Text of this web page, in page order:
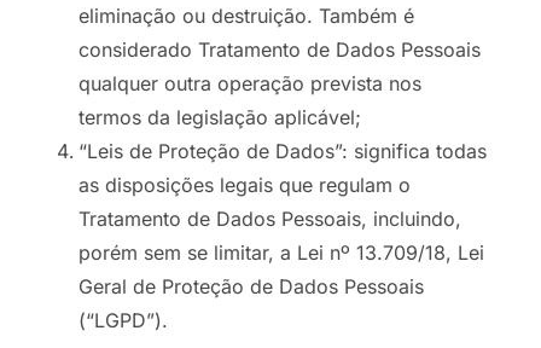
eliminação ou destruição. Também é
considerado Tratamento de Dados Pessoais
qualquer outra operação prevista nos
termos da legislação aplicável;
“Leis de Proteção de Dados”: significa todas
as disposições legais que regulam o
Tratamento de Dados Pessoais, incluindo,
porém sem se limitar, a Lei nº 13.709/18, Lei
Geral de Proteção de Dados Pessoais
(“LGPD”).